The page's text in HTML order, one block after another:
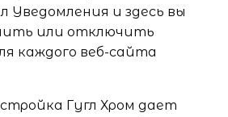
Уведомления и здесь вы
или отключить
каждого веб-сайта
Гугл Хром дает